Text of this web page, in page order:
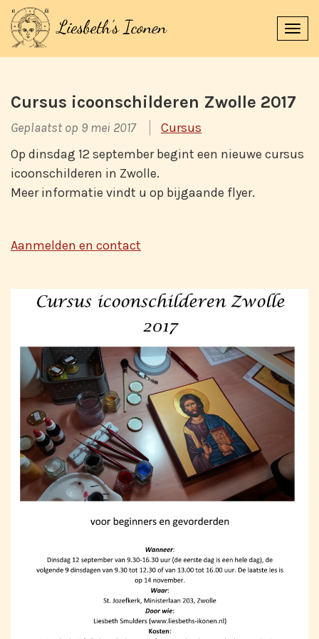
Cursus icoonschilderen Zwolle 2017
Geplaatst op 9 mei 2017
Cursus
Op dinsdag 12 september begint een nieuwe cursus
icoonschilderen in Zwolle.
Meer informatie vindt u op bijgaande flyer.
Aanmelden en contact